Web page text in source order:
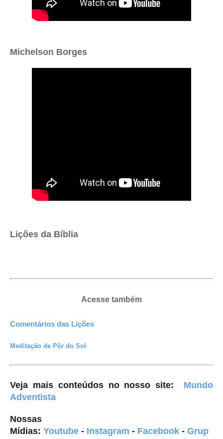
Michelson Borges
Lições da Bíblia
Acesse também
Comentários das Lições
Meditação de Pôr do Sol
Veja mais conteúdos no nosso site:
Mundo
Adventista
Nossas
Mídias: Youtube - Instagram - Facebook - Grup